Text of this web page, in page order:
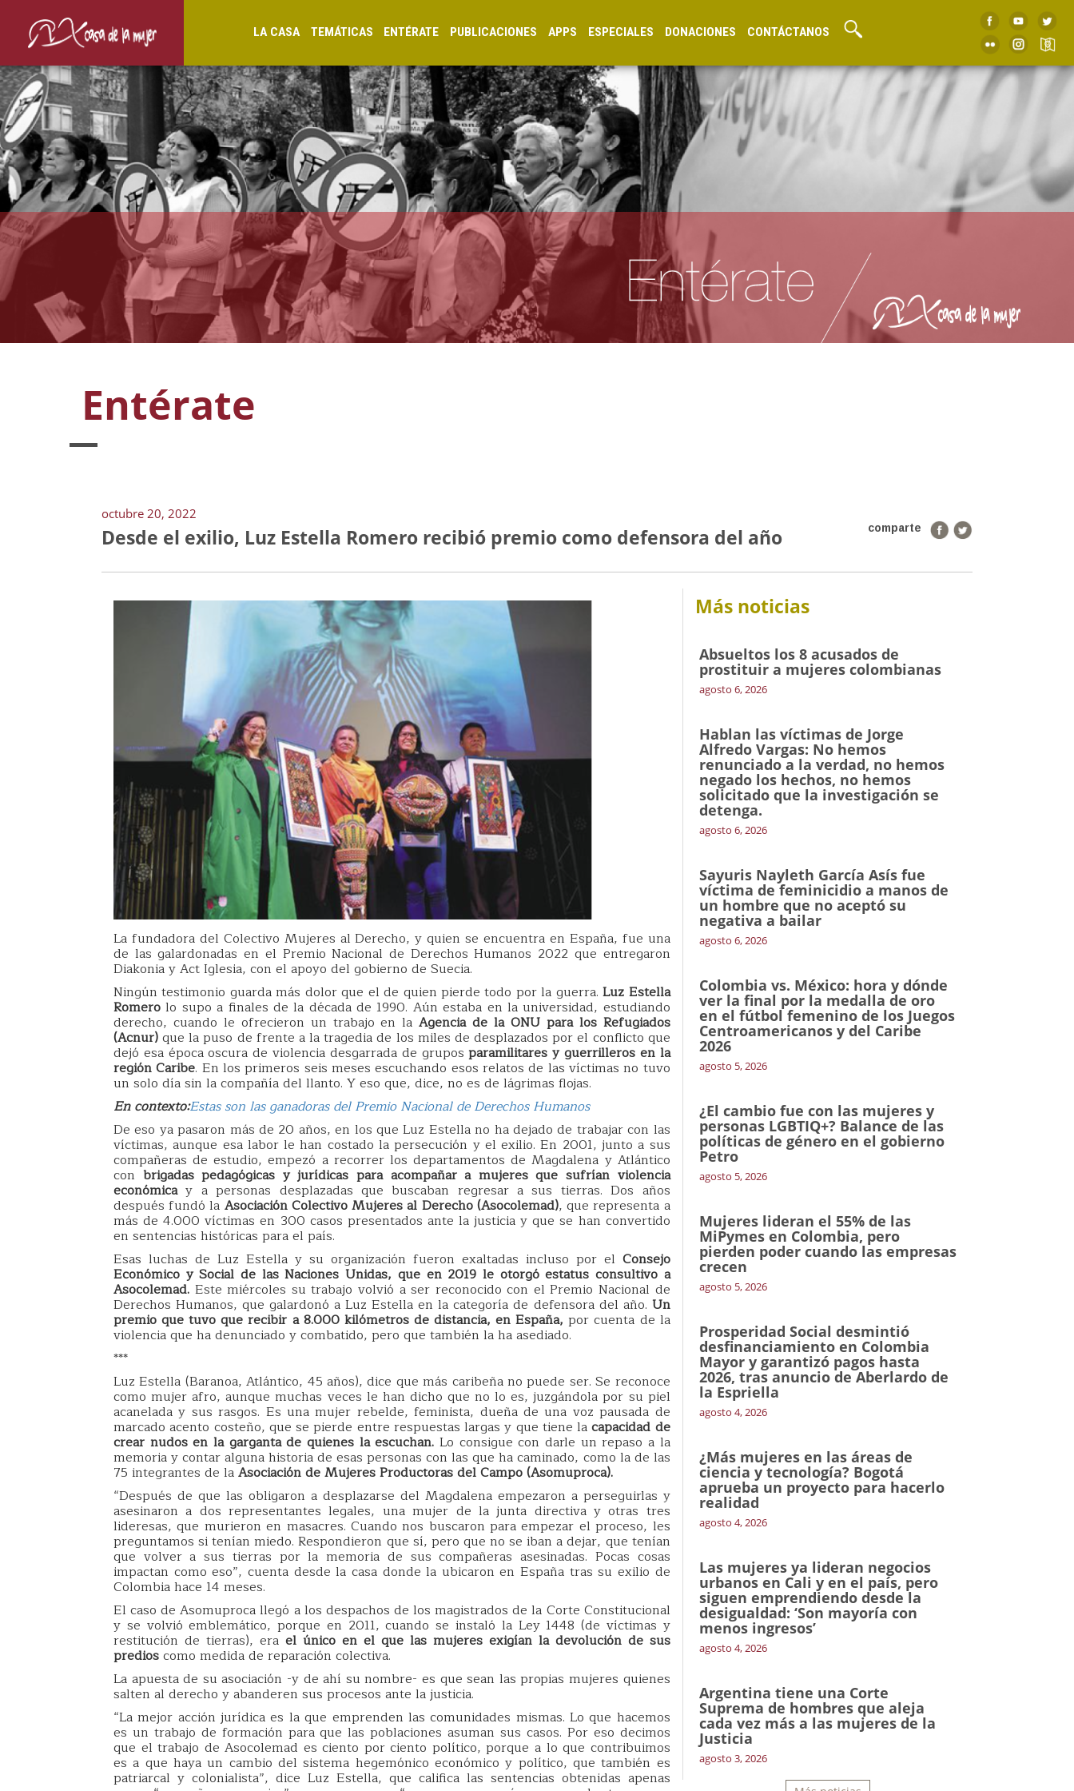
LA CASA TEMÁTICAS ENTÉRATE PUBLICACIONES APPS ESPECIALES DONACIONES CONTÁCTANOS
Entérate
octubre 20, 2022
comparte
Desde el exilio, Luz Estella Romero recibió premio como defensora del año
La fundadora del Colectivo Mujeres al Derecho, y quien se encuentra en España, fue una
de las galardonadas en el Premio Nacional de Derechos Humanos 2022 que entregaron
Diakonia y Act Iglesia, con el apoyo del gobierno de Suecia.
Ningún testimonio guarda más dolor que el de quien pierde todo por la guerra. Luz Estella
Romerolo supo a finales de la década de 1990. Aún estaba en la universidad, estudiando
derecho, cuando le ofrecieron un trabajo en laAgencia de la ONU para los Refugiados
(Acnur)que la puso de frente a la tragedia de los miles de desplazados por el conflicto que
dejó esa época oscura de violencia desgarrada de gruposparamilitares y guerrilleros en la
región Caribe. En los primeros seis meses escuchando esos relatos de las víctimas no tuvo
un solo día sin la compañía del llanto. Y eso que, dice, no es de lágrimas flojas.
En contexto:Estas son las ganadoras del Premio Nacional de Derechos Humanos
De eso ya pasaron más de 20 años, en los que Luz Estella no ha dejado de trabajar con las
víctimas, aunque esa labor le han costado la persecución y el exilio. En 2001, junto a sus
compañeras de estudio, empezó a recorrer los departamentos de Magdalena y Atlántico
con brigadas pedagógicas y jurídicas para acompañar a mujeres que sufrían violencia
económicay a personas desplazadas que buscaban regresar a sus tierras. Dos años
después fundó la Asociación Colectivo Mujeres al Derecho (Asocolemad), que representa a
más de 4.000 víctimas en 300 casos presentados ante la justicia y que se han convertido
en sentencias históricas para el país.
Esas luchas de Luz Estella y su organización fueron exaltadas incluso por el Consejo
Económico y Social de las Naciones Unidas, que en 2019 le otorgó estatus consultivo a
Asocolemad. Este miércoles su trabajo volvió a ser reconocido con el Premio Nacional de
Derechos Humanos, que galardonó a Luz Estella en la categoría de defensora del año. Un
premio que tuvo que recibir a 8.000 kilómetros de distancia, en España, por cuenta de la
violencia que ha denunciado y combatido, pero que también la ha asediado.
***
Luz Estella (Baranoa, Atlántico, 45 años), dice que más caribeña no puede ser. Se reconoce
como mujer afro, aunque muchas veces le han dicho que no lo es, juzgándola por su piel
acanelada y sus rasgos. Es una mujer rebelde, feminista, dueña de una voz pausada de
marcado acento costeño, que se pierde entre respuestas largas y que tiene lacapacidad de
crear nudos en la garganta de quienes la escuchan. Lo consigue con darle un repaso a la
memoria y contar alguna historia de esas personas con las que ha caminado, como la de las
75 integrantes de laAsociación de Mujeres Productoras del Campo (Asomuproca).
“Después de que las obligaron a desplazarse del Magdalena empezaron a perseguirlas y
asesinaron a dos representantes legales, una mujer de la junta directiva y otras tres
lideresas, que murieron en masacres. Cuando nos buscaron para empezar el proceso, les
preguntamos si tenían miedo. Respondieron que sí, pero que no se iban a dejar, que tenían
que volver a sus tierras por la memoria de sus compañeras asesinadas. Pocas cosas
impactan como eso”, cuenta desde la casa donde la ubicaron en España tras su exilio de
Colombia hace 14 meses.
El caso de Asomuproca llegó a los despachos de los magistrados de la Corte Constitucional
y se volvió emblemático, porque en 2011, cuando se instaló la Ley 1448 (de víctimas y
restitución de tierras), era el único en el que las mujeres exigían la devolución de sus
predioscomo medida de reparación colectiva.
La apuesta de su asociación -y de ahí su nombre- es que sean las propias mujeres quienes
salten al derecho y abanderen sus procesos ante la justicia.
“La mejor acción jurídica es la que emprenden las comunidades mismas. Lo que hacemos
es un trabajo de formación para que las poblaciones asuman sus casos. Por eso decimos
que el trabajo de Asocolemad es ciento por ciento político, porque a lo que contribuimos
es a que haya un cambio del sistema hegemónico económico y político, que también es
patriarcal y colonialista”, dice Luz Estella, que califica las sentencias obtenidas apenas
Más noticias
Absueltos los 8 acusados de
prostituir a mujeres colombianas
agosto 6, 2026
Hablan las víctimas de Jorge
Alfredo Vargas: No hemos
renunciado a la verdad, no hemos
negado los hechos, no hemos
solicitado que la investigación se
detenga.
agosto 6, 2026
Sayuris Nayleth García Asís fue
víctima de feminicidio a manos de
un hombre que no aceptó su
negativa a bailar
agosto 6, 2026
Colombia vs. México: hora y dónde
ver la final por la medalla de oro
en el fútbol femenino de los Juegos
Centroamericanos y del Caribe
2026
agosto 5, 2026
¿El cambio fue con las mujeres y
personas LGBTIQ+? Balance de las
políticas de género en el gobierno
Petro
agosto 5, 2026
Mujeres lideran el 55% de las
MiPymes en Colombia, pero
pierden poder cuando las empresas
crecen
agosto 5, 2026
Prosperidad Social desmintió
desfinanciamiento en Colombia
Mayor y garantizó pagos hasta
2026, tras anuncio de Aberlardo de
la Espriella
agosto 4, 2026
¿Más mujeres en las áreas de
ciencia y tecnología? Bogotá
aprueba un proyecto para hacerlo
realidad
agosto 4, 2026
Las mujeres ya lideran negocios
urbanos en Cali y en el país, pero
siguen emprendiendo desde la
desigualdad: ‘Son mayoría con
menos ingresos’
agosto 4, 2026
Argentina tiene una Corte
Suprema de hombres que aleja
cada vez más a las mujeres de la
Justicia
agosto 3, 2026